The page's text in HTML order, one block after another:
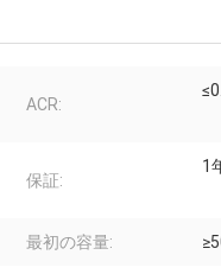
ACR:
保証:
1
最初の容量: